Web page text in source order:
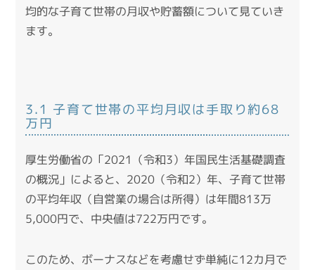
均的な子育て世帯の月収や貯蓄額について見ていき
ます。
3.1 子育て世帯の平均月収は手取り約68
万円
厚生労働省の「2021（令和3）年国民生活基礎調査
の概況」 によると、2020（令和2）年、子育て世帯
の平均年収（自営業の場合は所得）は年間813万
5,000円で、中央値は722万円です。
このため、ボーナスなどを考慮せず単純に12カ月で